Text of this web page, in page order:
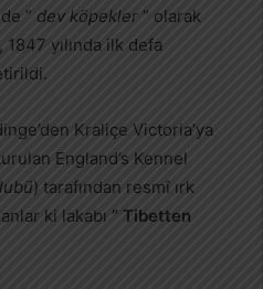
” dev köpekler ” olarak
yılında ilk defa
Kraliçe Victoria’ya
England’s Kennel
) tarafından resmî ırk
ki lakabı ” Tibetten